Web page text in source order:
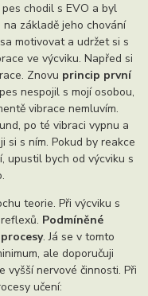
chodil s EVO a byl
základě jeho chování
motivovat a udržet si s
ve výcviku. Napřed si
Znovu princip první
nespojil s mojí osobou,
vibrace nemluvím.
po té vibraci vypnu a
si s ním. Pokud by reakce
upustil bych od výcviku s
teorie. Při výcviku s
Podmíněné
. Já se v tomto
ale doporučuji
nervové činnosti. Při
učení: